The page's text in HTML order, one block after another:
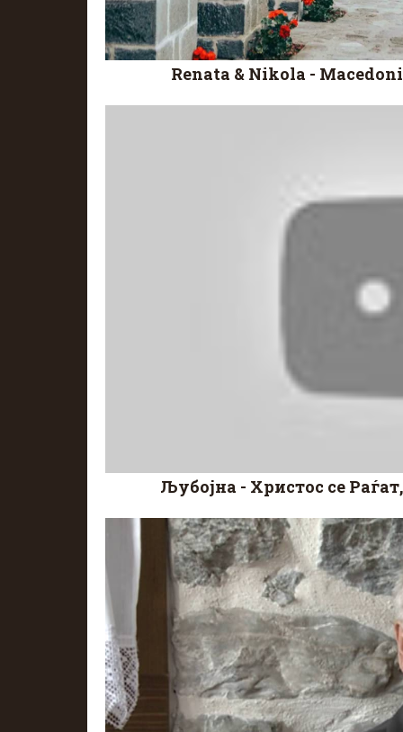
Renata & Nikola -
Љубојна - Христос се